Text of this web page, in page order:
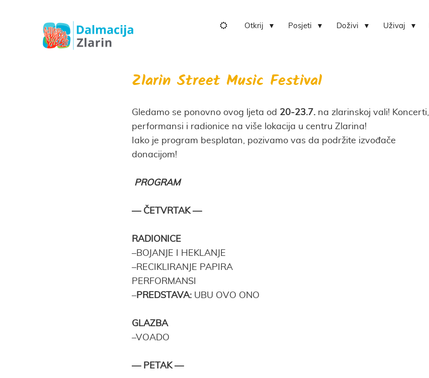
Otkrij Posjeti Doživi Uživaj
Zlarin Street Music Festival
Gledamo se ponovno ovog ljeta od 20-23.7. na zlarinskoj vali! Koncerti,
performansi i radionice na više lokacija u centru Zlarina!
Iako je program besplatan, pozivamo vas da podržite izvođače
donacijom!
PROGRAM
— ČETVRTAK —
RADIONICE
–BOJANJE I HEKLANJE
–RECIKLIRANJE PAPIRA
PERFORMANSI
–PREDSTAVA: UBU OVO ONO
GLAZBA
–VOADO
— PETAK —